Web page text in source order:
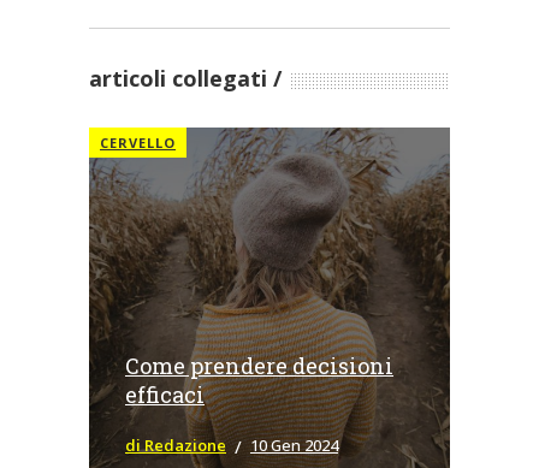
articoli collegati
CERVELLO
Come prendere decisioni
efficaci
di Redazione 10 Gen 2024